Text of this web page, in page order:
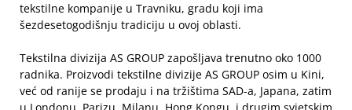
tekstilne kompanije u Travniku, gradu koji ima
šezdesetogodišnju tradiciju u ovoj oblasti.
Tekstilna divizija AS GROUP zapošljava trenutno oko 1000
radnika. Proizvodi tekstilne divizije AS GROUP osim u Kini,
već od ranije se prodaju i na tržištima SAD-a, Japana, zatim